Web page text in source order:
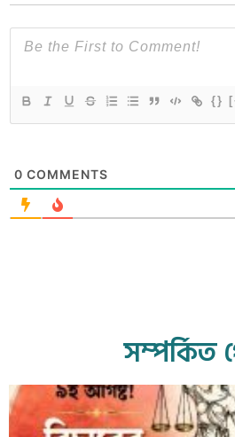
{}
0 COMMENTS
সম্পর্কিত